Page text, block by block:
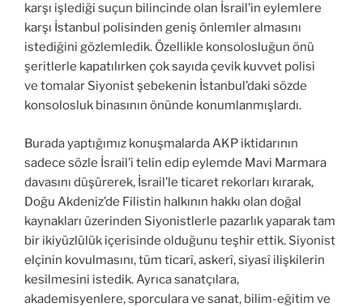
karşı işlediği suçun bilincinde olan İsrail’in eylemlere
karşı İstanbul polisinden geniş önlemler almasını
istediğini gözlemledik. Özellikle konsolosluğun önü
şeritlerle kapatılırken çok sayıda çevik kuvvet polisi
ve tomalar Siyonist şebekenin İstanbul’daki sözde
konsolosluk binasının önünde konumlanmışlardı.
Burada yaptığımız konuşmalarda AKP iktidarının
sadece sözle İsrail’i telin edip eylemde Mavi Marmara
davasını düşürerek, İsrail’le ticaret rekorları kırarak,
Doğu Akdeniz’de Filistin halkının hakkı olan doğal
kaynakları üzerinden Siyonistlerle pazarlık yaparak tam
bir ikiyüzlülük içerisinde olduğunu teşhir ettik. Siyonist
elçinin kovulmasını, tüm ticarî, askerî, siyasî ilişkilerin
kesilmesini istedik. Ayrıca sanatçılara,
akademisyenlere, sporculara ve sanat, bilim-eğitim ve